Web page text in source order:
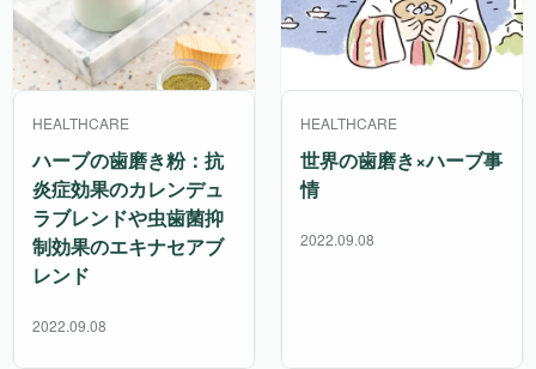
HEALTHCARE
ハーブの歯磨き粉：抗
炎症効果のカレンデュ
ラブレンドや虫歯菌抑
制効果のエキナセアブ
レンド
2022.09.08
HEALTHCARE
世界の歯磨き×ハーブ事
情
2022.09.08